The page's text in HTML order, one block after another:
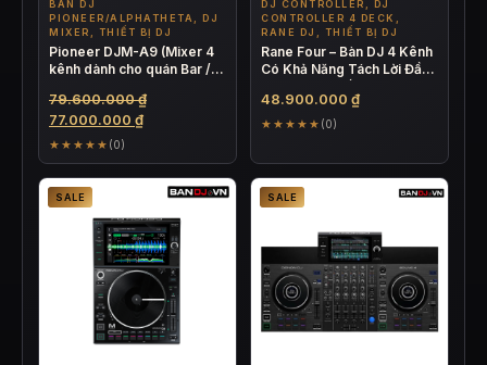
BÀN DJ
PIONEER/ALPHATHETA, DJ
MIXER, THIẾT BỊ DJ
Pioneer DJM-A9 (Mixer 4
kênh dành cho quán Bar /
79.600.000₫Giá
79.600.000 ₫.
77.000.000 ₫Giá
tại
là:
77.000.000 ₫.
★★★★★ (0)
DJ CONTROLLER, DJ
CONTROLLER 4 DECK,
RANE DJ, THIẾT BỊ DJ
Rane Four – Bàn DJ 4 Kênh
Có Khả Năng Tách Lời Đầu
48.900.000 ₫
★★★★★ (0)
SALE SALE